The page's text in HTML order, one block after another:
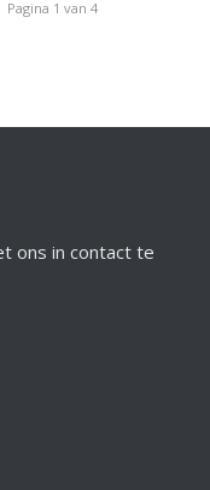
Pagina 1 van 4
ons in contact te